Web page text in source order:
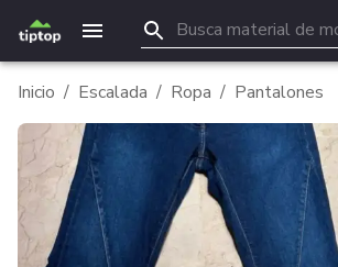
Inicio / Escalada / Ropa / Pantalones